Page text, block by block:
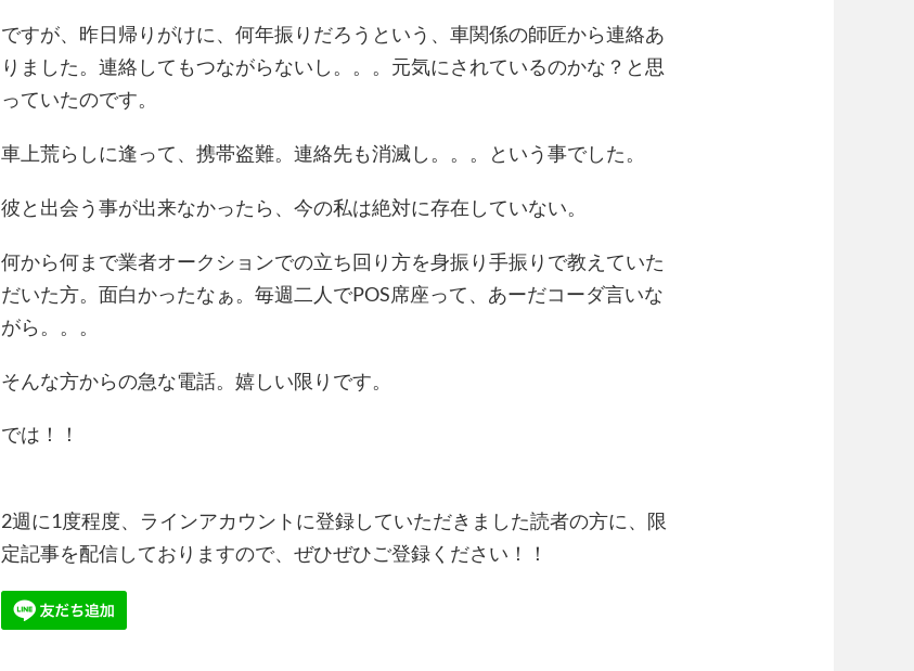
ですが、昨日帰りがけに、何年振りだろうという、車関係の師匠から連絡あ
りました。連絡してもつながらないし。。。元気にされているのかな？と思
っていたのです。
車上荒らしに逢って、携帯盗難。連絡先も消滅し。。。という事でした。
彼と出会う事が出来なかったら、今の私は絶対に存在していない。
何から何まで業者オークションでの立ち回り方を身振り手振りで教えていた
だいた方。面白かったなぁ。毎週二人でPOS席座って、あーだコーダ言いな
がら。。。
そんな方からの急な電話。嬉しい限りです。
では！！
2週に1度程度、ラインアカウントに登録していただきました読者の方に、限
定記事を配信しておりますので、ぜひぜひご登録ください！！